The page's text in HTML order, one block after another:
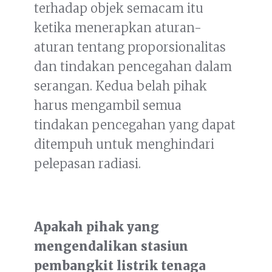
terhadap objek semacam itu
ketika menerapkan aturan-
aturan tentang proporsionalitas
dan tindakan pencegahan dalam
serangan. Kedua belah pihak
harus mengambil semua
tindakan pencegahan yang dapat
ditempuh untuk menghindari
pelepasan radiasi.
Apakah pihak yang
mengendalikan stasiun
pembangkit listrik tenaga